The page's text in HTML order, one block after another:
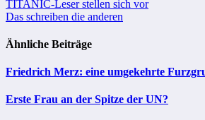
Beitragsnavigation
TITANIC-Leser stellen sich vor
Das schreiben die anderen
Ähnliche Beiträge
Friedrich Merz: eine umgekehrte
Erste Frau an der Spitze der UN?